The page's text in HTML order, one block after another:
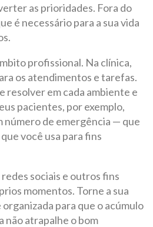
as prioridades. Fora do
é necessário para a sua vida
profissional. Na clínica,
os atendimentos e tarefas.
resolver em cada ambiente e
pacientes, por exemplo,
número de emergência — que
você usa para fins
sociais e outros fins
momentos. Torne a sua
para que o acúmulo
não atrapalhe o bom